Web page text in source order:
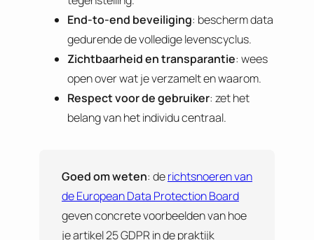
End-to-end beveiliging: bescherm data
gedurende de volledige levenscyclus.
Zichtbaarheid en transparantie: wees
open over wat je verzamelt en waarom.
Respect voor de gebruiker: zet het
belang van het individu centraal.
Goed om weten: derichtsnoeren van
de European Data Protection Board
geven concrete voorbeelden van hoe
je artikel 25 GDPR in de praktijk